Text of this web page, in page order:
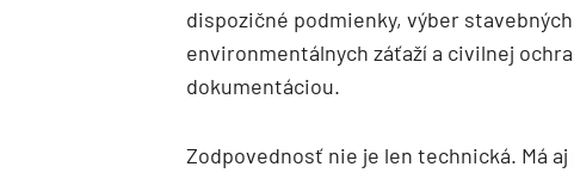
dispozičné podmienky, výber
environmentálnych záťaží a civilnej
dokumentáciou.
Zodpovednosť nie je len technická. Má